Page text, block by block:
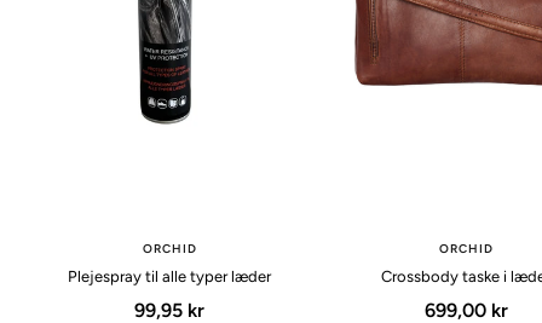
ORCHID
Plejespray til alle typer læder
Udsalgspris
99,95 kr
ORCHID
Crossbody taske i
Udsalgspris
699,00 kr